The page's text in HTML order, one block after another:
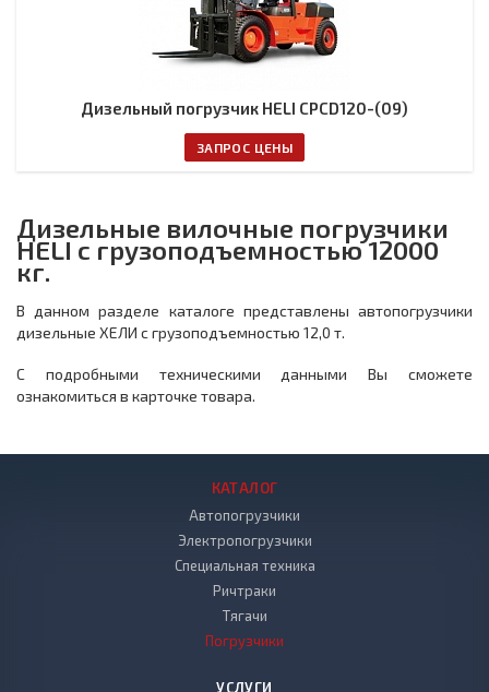
Дизельный погрузчик HELI CPCD120-(09)
ЗАПРОС ЦЕНЫ
Дизельные вилочные погрузчики
HELI с грузоподъемностью 12000
кг.
В данном разделе каталоге представлены автопогрузчики
дизельные ХЕЛИ с грузоподъемностью 12,0 т.
С подробными техническими данными Вы сможете
ознакомиться в карточке товара.
КАТАЛОГ
Автопогрузчики
Электропогрузчики
Специальная техника
Ричтраки
Тягачи
Погрузчики
УСЛУГИ